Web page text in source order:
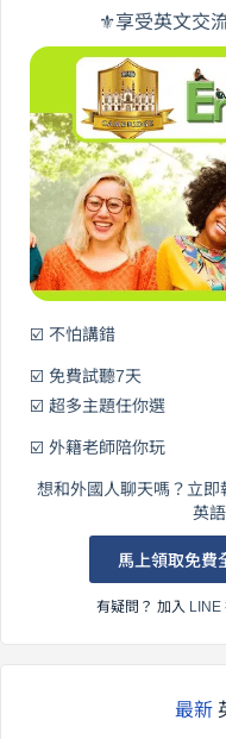
⚜️享受英文交
☑️ 不怕講錯
☑️ 免費試聽7天
☑️ 超多主題任你選
☑️ 外籍老師陪你玩
想和外國人聊天嗎？立
英
馬上領取免費
有疑問？ 加入 LINE
最新